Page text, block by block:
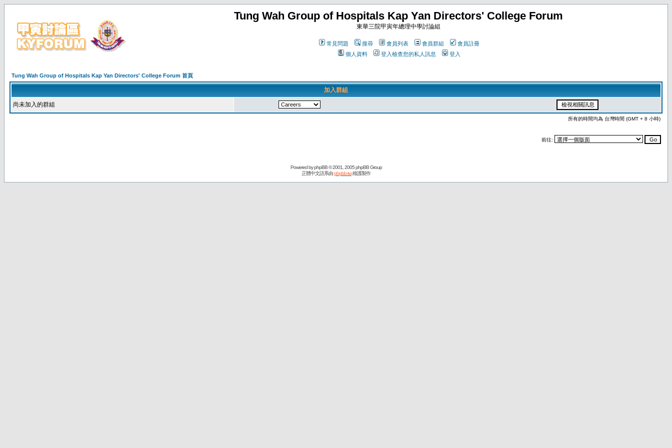
Tung Wah Group of Hospitals Kap Yan Directors' College Forum
東華三院甲寅年總理中學討論組
常見問題 搜尋 會員列表 會員群組
會員註冊
個人資料
登入檢查您的私人訊息 登入
Tung Wah Group of Hospitals Kap Yan Directors' College Forum 首頁
加入群組
尚未加入的群組
所有的時間均為 台灣時間 (GMT + 8 小時)
前往:
Powered byphpBB© 2001, 2005 phpBB Group
正體中文語系由phpbb-tw維護製作